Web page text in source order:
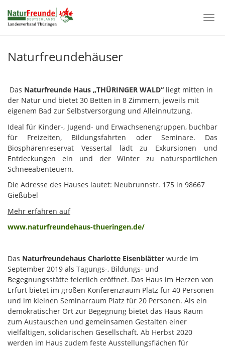
Hauptinhalt
springen
Naturfreundehäuser
Das Naturfreunde Haus „THÜRINGER WALD“ liegt mitten in
der Natur und bietet 30 Betten in 8 Zimmern, jeweils mit
eigenem Bad zur Selbstversorgung und Alleinnutzung.
Ideal für Kinder-, Jugend- und Erwachsenengruppen, buchbar
für Freizeiten, Bildungsfahrten oder Seminare. Das
Biosphärenreservat Vessertal lädt zu Exkursionen und
Entdeckungen ein und der Winter zu natursportlichen
Schneeabenteuern.
Die Adresse des Hauses lautet: Neubrunnstr. 175 in 98667
Gießübel
Mehr erfahren auf
www.naturfreundehaus-thueringen.de/
Das Naturfreundehaus Charlotte Eisenblätter wurde im
September 2019 als Tagungs-, Bildungs- und
Begegnungsstätte feierlich eröffnet. Das Haus im Herzen von
Erfurt bietet im großen Konferenzraum Platz für 40 Personen
und im kleinen Seminarraum Platz für 20 Personen. Als ein
demokratischer Ort zur Begegnung bietet das Haus Raum
zum Austauschen und gemeinsamen Gestalten einer
vielfältigen, solidarischen Gesellschaft. Ab Herbst 2020
werden im Haus zudem feste Ausstellungsflächen für